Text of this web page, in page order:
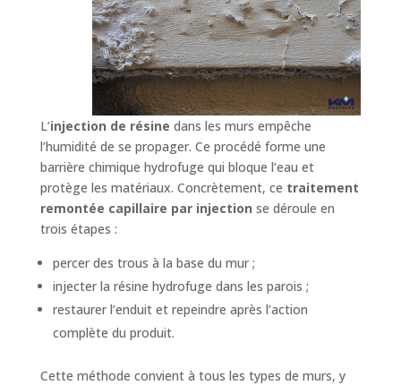
L’injection de résine dans les murs empêche
l’humidité de se propager. Ce procédé forme une
barrière chimique hydrofuge qui bloque l’eau et
protège les matériaux. Concrètement, ce traitement
remontée capillaire par injection se déroule en
trois étapes :
percer des trous à la base du mur ;
injecter la résine hydrofuge dans les parois ;
restaurer l’enduit et repeindre après l’action
complète du produit.
Cette méthode convient à tous les types de murs, y